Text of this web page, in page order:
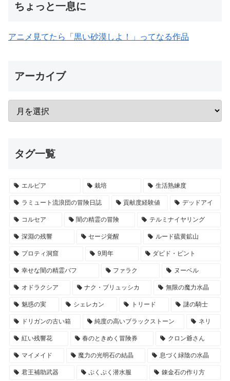
ちょっと一息に
アニメ見てたら「黒い砂漠しよ！」ってなる作品
アーカイブ
タグ一覧
エルビア 栽培 生活熟練度
ラミュート流浪団の冒険日誌 貢献度経験値 デッドアイ
コルセア 闇の精霊の冒険 テルミナイヤリング
深淵の残響 セージ覚醒 ルード硫黄鉱山
プロティ洞窟 9周年 ダビド・ピント
幸せな闇の精霊バフ ファラク ヌーベル
オドラクシア ナク・ブリュッシカ 無限の魔力水晶
魅惑の実 シェレカン トリード 謎の騎士
ドリガンの古い箱 純度の高いブラックストーン ネリ
紅い残響花 春のときめく冒険券 クロン爺さん
マイメイド 魔力の光明石の結晶 息づく緑陰の水晶
君王補助武器 ぷくぷく潜水服 錬金石の作り方